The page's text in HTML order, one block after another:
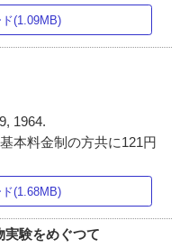
(1.09MB)
1964.
本料金制の方共に121円
(1.68MB)
実験をめぐつて